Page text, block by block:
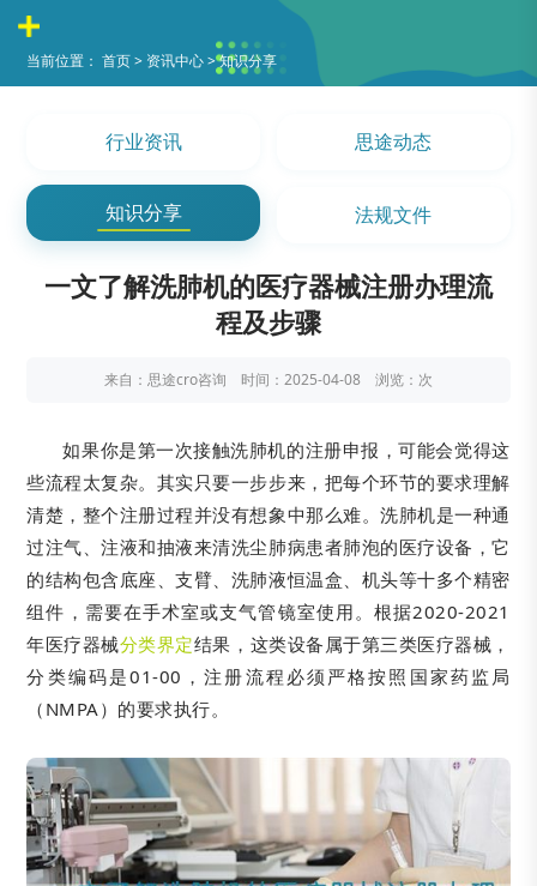
当前位置：首页> 资讯中心>知识分享
行业资讯 思途动态
知识分享 法规文件
一文了解洗肺机的医疗器械注册办理流
程及步骤
来自：思途cro咨询 时间：2025-04-08 浏览： 次
如果你是第一次接触洗肺机的注册申报，可能会觉得这
些流程太复杂。其实只要一步步来，把每个环节的要求理解
清楚，整个注册过程并没有想象中那么难。洗肺机是一种通
过注气、注液和抽液来清洗尘肺病患者肺泡的医疗设备，它
的结构包含底座、支臂、洗肺液恒温盒、机头等十多个精密
组件，需要在手术室或支气管镜室使用。根据2020-2021
年医疗器械分类界定结果，这类设备属于第三类医疗器械，
分类编码是01-00，注册流程必须严格按照国家药监局
（NMPA）的要求执行。